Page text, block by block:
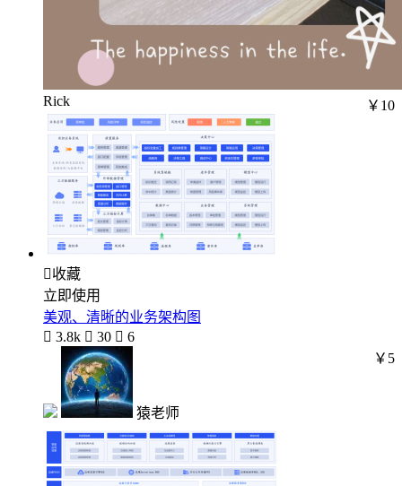
Rick ￥10
收藏
立即使用
美观、清晰的业务架构图
 3.8k  30  6
猿老师
￥5